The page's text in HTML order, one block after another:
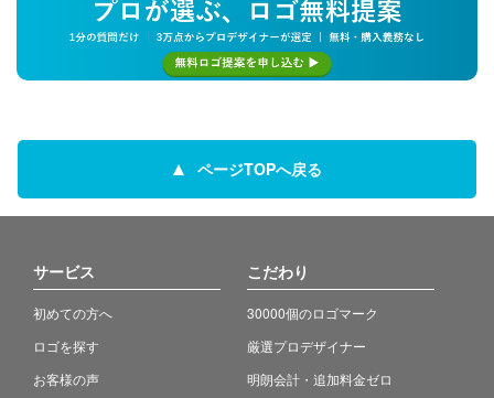
ページTOPへ戻る
サービス
初めての方へ
ロゴを探す
お客様の声
こだわり
30000個のロゴマーク
厳選プロデザイナー
明朗会計・追加料金ゼロ